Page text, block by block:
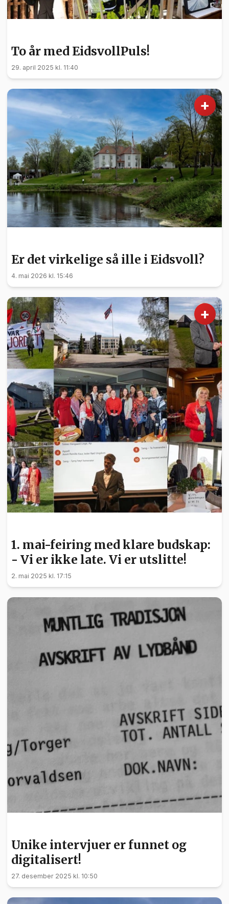
To år med EidsvollPuls!
29. april 2025 kl. 11:40
+
Er det virkelige så ille i Eidsvoll?
4. mai 2026 kl. 15:46
+
1. mai-feiring med klare budskap:
- Vi er ikke late. Vi er utslitte!
2. mai 2025 kl. 17:15
Unike intervjuer er funnet og
digitalisert!
27. desember 2025 kl. 10:50